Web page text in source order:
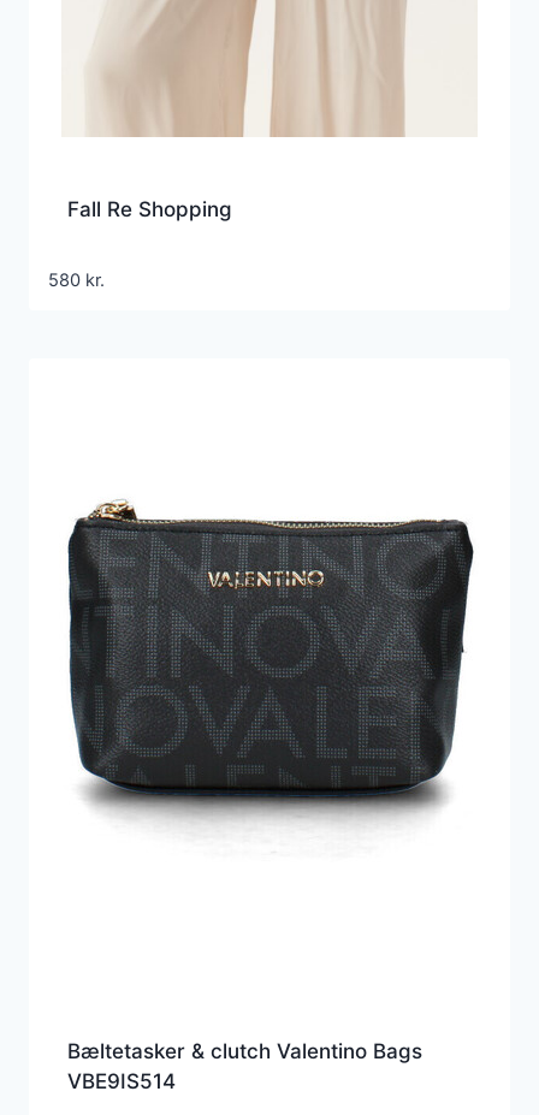
Fall Re Shopping
580 kr.
Bæltetasker & clutch Valentino Bags
VBE9IS514